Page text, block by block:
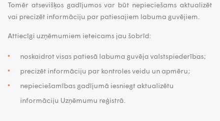
Tomēr atsevišķos gadījumos var būt nepieciešams aktualizēt
vai precizēt informāciju par patiesajiem labuma guvējiem.
Attiecīgi uzņēmumiem ieteicams jau šobrīd:
noskaidrot visas patiesā labuma guvēja valstspiederības;
precizēt informāciju par kontroles veidu un apmēru;
nepieciešamības gadījumā iesniegt aktualizētu
informāciju Uzņēmumu reģistrā.